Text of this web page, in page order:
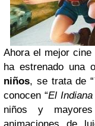
Ahora el mejor
ha estrenado una
niños, se trata de “
conocen “El
niños y
animaciones de